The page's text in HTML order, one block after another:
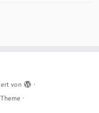
von
·
·